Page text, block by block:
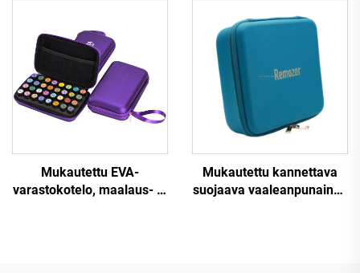
säilytyslaatikko / -kotelo,
kauneuslaitteiden
kuljetuskotelo gummi-
logoilla
Mukautettu EVA-
varastokotelo, maalaus- ja
Mukautettu kannettava
suojaava vaaleanpunainen